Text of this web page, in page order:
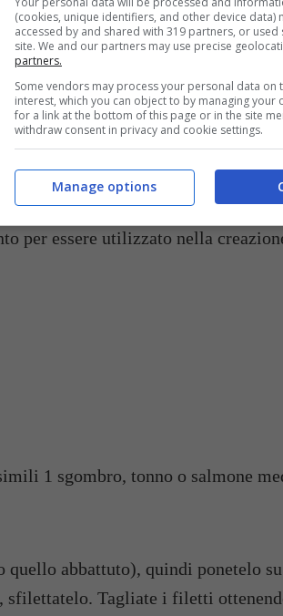
in una terrina (o nell’apposito
per farlo raffreddare. Copritelo con
riposare.
saranno freddi, uniteli
finché il riso non sarà tutto lucido.
per essere utilizzato nella
1 sgombro, tonno o salmone
quello abbattuto), quindi ponetelo
Tagliate i filetti
(cookies, unique identifiers, and other device data)
accessed by and shared with 319 partners, or used
site. We and our partners may use precise
partners.
Some vendors may process your personal data on
interest, which you can object to by managing your
for a link at the bottom of this page or in the site
withdraw consent in privacy and cookie settings.
Manage options